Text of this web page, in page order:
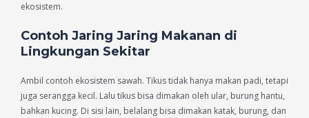
ekosistem.
Contoh Jaring Jaring Makanan di
Lingkungan Sekitar
Ambil contoh ekosistem sawah. Tikus tidak hanya makan padi, tetapi
juga serangga kecil. Lalu tikus bisa dimakan oleh ular, burung hantu,
bahkan kucing. Di sisi lain, belalang bisa dimakan katak, burung, dan